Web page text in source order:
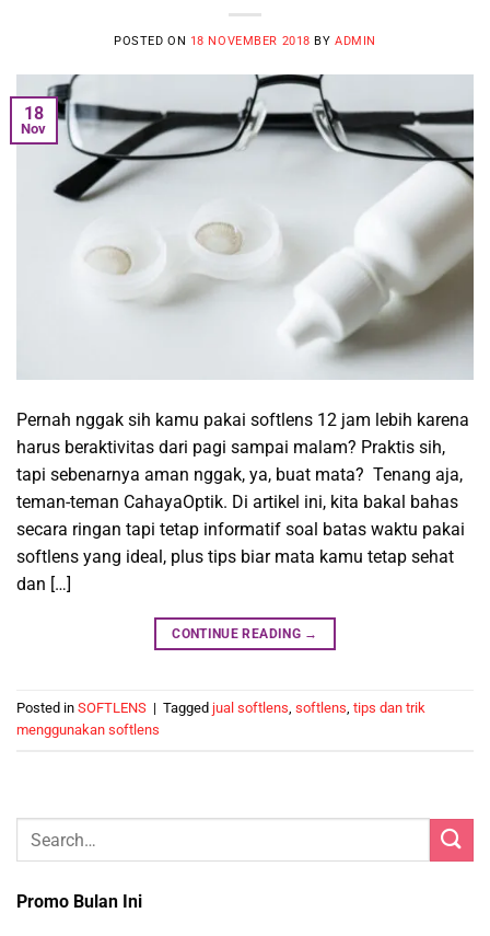
POSTED ON 18 NOVEMBER 2018 BY ADMIN
18
Nov
Pernah nggak sih kamu pakai softlens 12 jam lebih karena
harus beraktivitas dari pagi sampai malam? Praktis sih,
tapi sebenarnya aman nggak, ya, buat mata? Tenang aja,
teman-teman CahayaOptik. Di artikel ini, kita bakal bahas
secara ringan tapi tetap informatif soal batas waktu pakai
softlens yang ideal, plus tips biar mata kamu tetap sehat
dan […]
CONTINUE READING →
Posted in SOFTLENS | Tagged jual softlens, softlens, tips dan trik
menggunakan softlens
Promo Bulan Ini